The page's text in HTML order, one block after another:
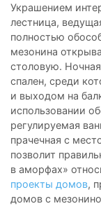
Украшением
лестница,
полностью
мезонина
столовую.
спален, среди
и выходом на
использовании
регулируемая
прачечная с
позволит
в аморфах»
проекты домов,
домов с